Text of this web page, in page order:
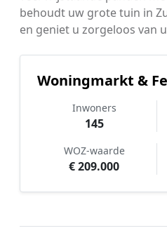
behoudt uw grote tuin in
en geniet u zorgeloos van
Woningmarkt &
Inwoners
145
WOZ-waarde
€ 209.000